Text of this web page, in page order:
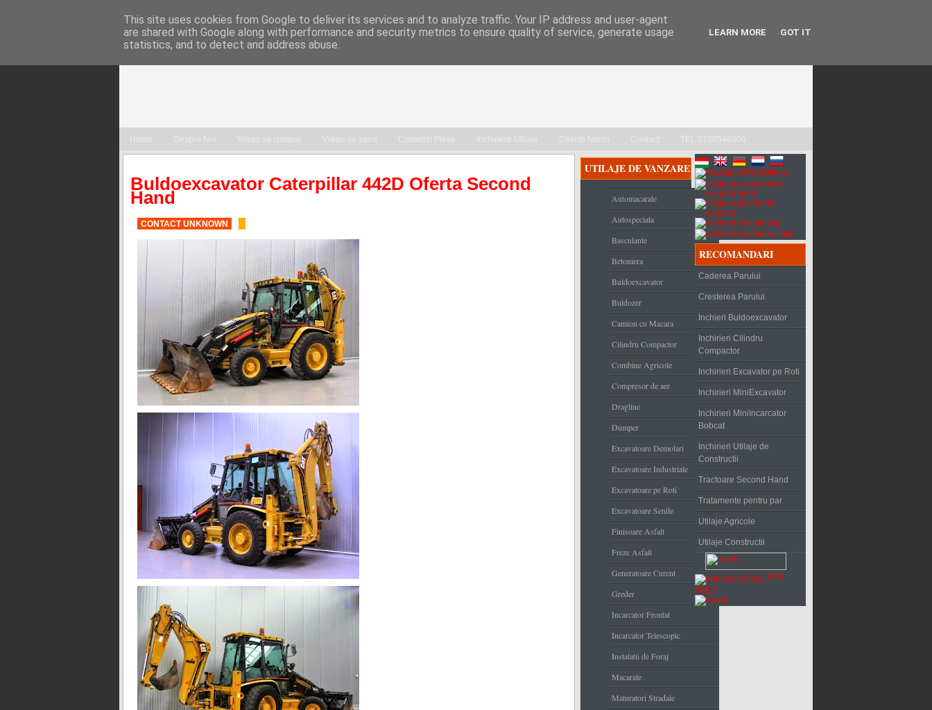
Home Despre Noi Vreau sa cumpar Vreau sa vand Comenzi Piese Inchiriere Utilaje Clientii Nostri Contact TEL 0720546006
Buldoexcavator Caterpillar 442D Oferta Second
Hand
CONTACT UNKNOWN
UTILAJE DE VANZARE
Automacarale
Autospeciala
Basculante
Betoniera
Buldoexcavator
Buldozer
Camion cu Macara
Cilindru Compactor
Combine Agricole
Compresor de aer
Dragline
Dumper
Excavatoare Demolari
Excavatoare Industriale
Excavatoare pe Roti
Excavatoare Senile
Finisoare Asfalt
Freze Asfalt
Generatoare Curent
Greder
Incarcator Frontal
Incarcator Telescopic
Instalatii de Foraj
Macarale
Maturatori Stradale
RECOMANDARI
Caderea Parului
Cresterea Parului
Inchieri Buldoexcavator
Inchirieri Cilindru
Compactor
Inchirieri Excavator pe Roti
Inchirieri MiniExcavator
Inchirieri MiniIncarcator
Bobcat
Inchirieri Utilaje de
Constructii
Tractoare Second Hand
Tratamente pentru par
Utilaje Agricole
Utilaje Constructii
RSS
FEED
This site uses cookies from Google to deliver its services and to analyze traffic. Your IP address and user-agent
are shared with Google along with performance and security metrics to ensure quality of service, generate usage
statistics, and to detect and address abuse.
LEARN MORE GOT IT